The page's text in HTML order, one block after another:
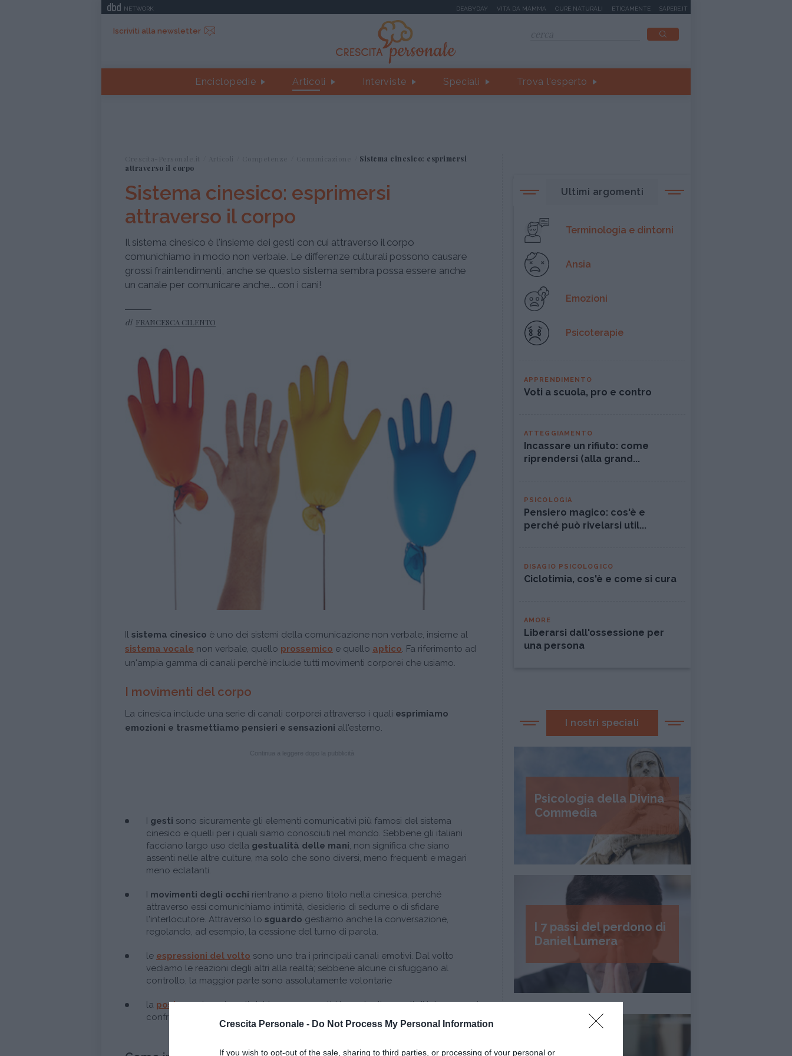
Crescita Personale - Do Not Process My Personal Information
If you wish to opt-out of the sale, sharing to third parties, or processing of your personal or
NETWORK DEABYDAY VITA DA MAMMA CURE NATURALI ETICAMENTE SAPERE.IT
Iscriviti alla newsletter
Enciclopedie Articoli Interviste Speciali Trova l'esperto
Sistema cinesico: esprimersi
attraverso il corpo
Sistema cinesico: esprimersi
attraverso il corpo
Il sistema cinesico è l'insieme dei gesti con cui attraverso il corpo
comunichiamo in modo non verbale. Le differenze culturali possono causare
grossi fraintendimenti, anche se questo sistema sembra possa essere anche
un canale per comunicare anche... con i cani!
di FRANCESCA CILENTO
Il sistema cinesico è uno dei sistemi della comunicazione non verbale, insieme al
sistema vocale non verbale, quello prossemico e quello aptico. Fa riferimento ad
un'ampia gamma di canali perchè include tutti movimenti corporei che usiamo.
I movimenti del corpo
La cinesica include una serie di canali corporei attraverso i quali esprimiamo
emozioni e trasmettiamo pensieri e sensazioni all'esterno.
I gesti sono sicuramente gli elementi comunicativi più famosi del sistema
cinesico e quelli per i quali siamo conosciuti nel mondo. Sebbene gli italiani
facciano largo uso della gestualità delle mani, non significa che siano
assenti nelle altre culture, ma solo che sono diversi, meno frequenti e magari
meno eclatanti.
I movimenti degli occhi rientrano a pieno titolo nella cinesica, perché
attraverso essi comunichiamo intimità, desiderio di sedurre o di sfidare
l'interlocutore. Attraverso lo sguardo gestiamo anche la conversazione,
regolando, ad esempio, la cessione del turno di parola.
le espressioni del volto sono uno tra i principali canali emotivi. Dal volto
vediamo le reazioni degli altri alla realtà; sebbene alcune ci sfuggano al
controllo, la maggior parte sono assolutamente volontarie
la posturae i movimenti del tronco sono altri importanti segnali di interesse nei
confronti di chi ci sta di fronte.
Ultimi argomenti
Terminologia e dintorni
Ansia
Emozioni
Psicoterapie
APPRENDIMENTO
Voti a scuola, pro e contro
ATTEGGIAMENTO
Incassare un rifiuto: come
riprendersi (alla grand...
PSICOLOGIA
Pensiero magico: cos'è e
perché può rivelarsi util...
DISAGIO PSICOLOGICO
Ciclotimia, cos'è e come si cura
AMORE
Liberarsi dall'ossessione per
una persona
I nostri speciali
Psicologia della Divina
Commedia
I 7 passi del perdono di
Daniel Lumera